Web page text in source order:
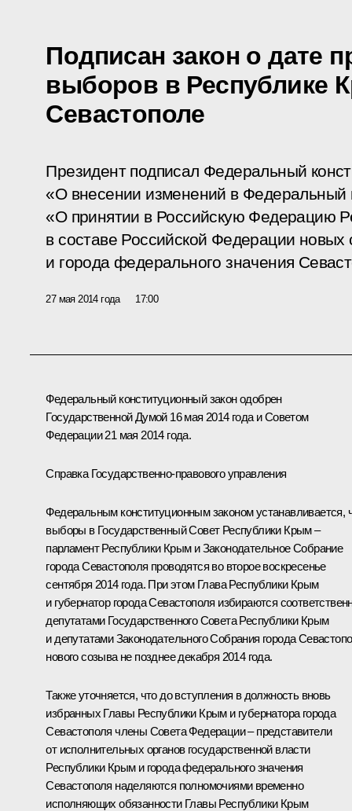
Подписан закон о дате
выборов в Республике
Севастополе
Президент подписал Федеральный
«О внесении изменений в Федеральный
«О принятии в Российскую Федерацию
в составе Российской Федерации новых
и города федерального значения
27 мая 2014 года 17:00
Федеральный конституционный закон одобрен
Государственной Думой 16 мая 2014 года и Советом
Федерации 21 мая 2014 года.
Справка Государственно-правового управления
Федеральным конституционным законом устанавливается,
выборы в Государственный Совет Республики Крым –
парламент Республики Крым и Законодательное Собрание
города Севастополя проводятся во второе воскресенье
сентября 2014 года. При этом Глава Республики Крым
и губернатор города Севастополя избираются
депутатами Государственного Совета Республики Крым
и депутатами Законодательного Собрания города
нового созыва не позднее декабря 2014 года.
Также уточняется, что до вступления в должность вновь
избранных Главы Республики Крым и губернатора города
Севастополя члены Совета Федерации – представители
от исполнительных органов государственной власти
Республики Крым и города федерального значения
Севастополя наделяются полномочиями временно
исполняющих обязанности Главы Республики Крым